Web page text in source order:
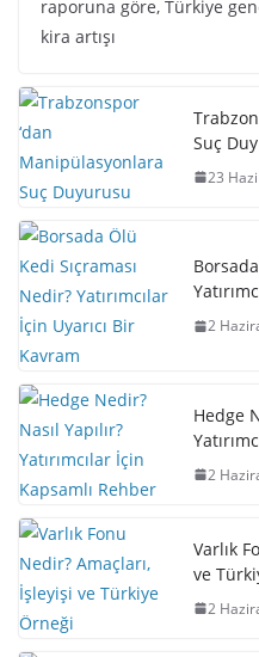
raporuna göre, Türkiye
kira artışı
Suç
23
2
Hedge
2
Varlık
ve
2